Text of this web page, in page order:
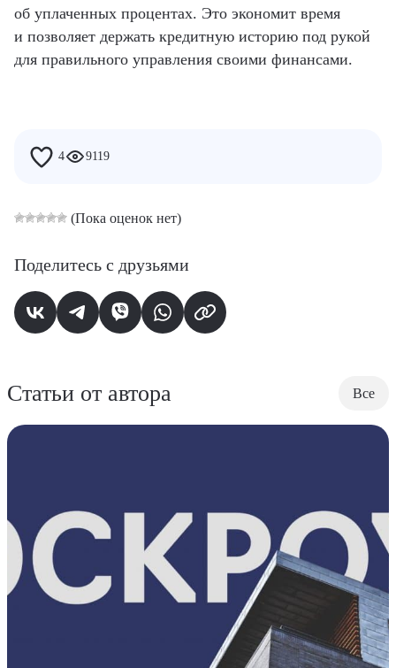
об уплаченных процентах. Это экономит время
и позволяет держать кредитную историю под рукой
для правильного управления своими финансами.
4 9119
(Пока оценок нет)
Поделитесь с друзьями
Статьи от автора Все